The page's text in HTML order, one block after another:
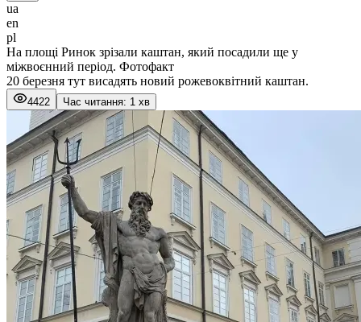
ua
en
pl
На площі Ринок зрізали каштан, який посадили ще у
міжвоєнний період. Фотофакт
20 березня тут висадять новий рожевоквітний каштан.
4422 Час читання: 1 хв